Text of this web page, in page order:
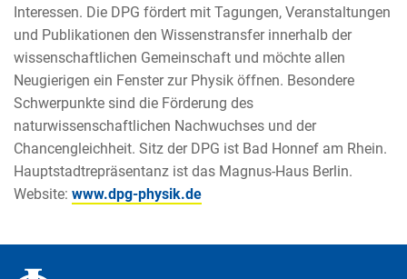
Interessen. Die DPG fördert mit Tagungen, Veranstaltungen
und Publikationen den Wissenstransfer innerhalb der
wissenschaftlichen Gemeinschaft und möchte allen
Neugierigen ein Fenster zur Physik öffnen. Besondere
Schwerpunkte sind die Förderung des
naturwissenschaftlichen Nachwuchses und der
Chancengleichheit. Sitz der DPG ist Bad Honnef am Rhein.
Hauptstadtrepräsentanz ist das Magnus-Haus Berlin.
Website: www.dpg-physik.de